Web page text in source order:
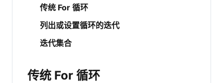
传统 For 循环
列出或设置循环的迭代
迭代集合
传统 For 循环